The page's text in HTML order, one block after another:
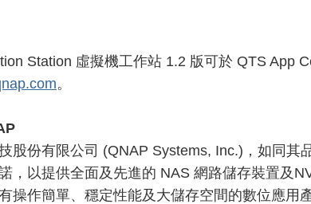
Station 虛擬機工作站 1.2 版可於 QTS App
。
股份有限公司 (QNAP Systems, Inc.)，如同其
，以提供全面及先進的 NAS 網路儲存裝置及
操作簡單、穩定性能及大儲存空間的數位應用